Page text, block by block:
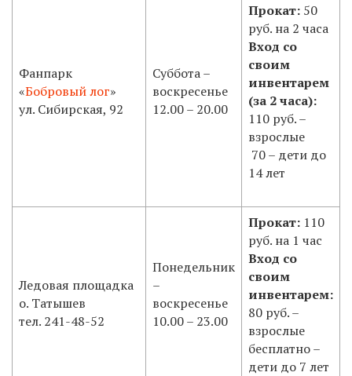
Фанпарк
«Бобровый лог»
ул. Сибирская, 92
Суббота –
воскресенье
12.00 – 20.00
Прокат: 50
руб. на 2 часа
Вход со
своим
инвентарем
(за 2 часа):
110 руб. –
взрослые
70 – дети до
14 лет
Ледовая площадка
о. Татышев
тел. 241-48-52
Понедельник
–
воскресенье
10.00 – 23.00
Прокат: 110
руб. на 1 час
Вход со
своим
инвентарем:
80 руб. –
взрослые
бесплатно –
дети до 7 лет